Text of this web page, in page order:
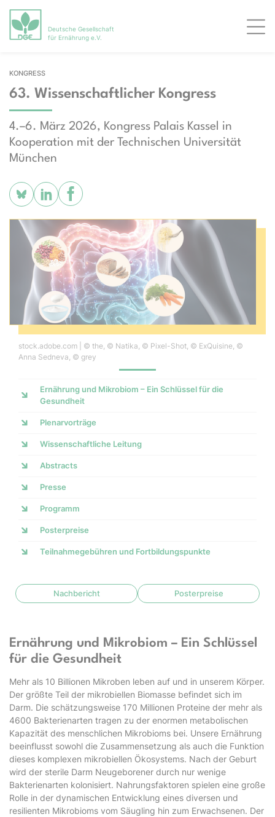
Deutsche Gesellschaft
für Ernährung e.V.
KONGRESS
63. Wissen­schaft­lich­er Kon­gress
4.–6. März 2026, Kongress Palais Kassel in
Kooperation mit der Technischen Universität
München
stock.adobe.com | © the, © Natika, © Pixel-Shot, © ExQuisine, ©
Anna Sedneva, © grey
Ernährung und Mikrobiom – Ein Schlüssel für die
Gesundheit
Plenarvorträge
Wissenschaftliche Leitung
Abstracts
Presse
Programm
Posterpreise
Teilnahmegebühren und Fortbildungspunkte
Nachbericht Posterpreise
Ernährung und Mikrobiom – Ein Schlüssel
für die Gesundheit
Mehr als 10 Billionen Mikroben leben auf und in unserem Körper.
Der größte Teil der mikrobiellen Biomasse befindet sich im
Darm. Die schätzungsweise 170 Millionen Proteine der mehr als
4600 Bakterienarten tragen zu der enormen metabolischen
Kapazität des menschlichen Mikrobioms bei. Unsere Ernährung
beeinflusst sowohl die Zusammensetzung als auch die Funktion
dieses komplexen mikrobiellen Ökosystems. Nach der Geburt
wird der sterile Darm Neugeborener durch nur wenige
Bakterienarten kolonisiert. Nahrungsfaktoren spielen eine große
Rolle in der dynamischen Entwicklung eines diversen und
resilienten Mikrobioms vom Säugling hin zum Erwachsenen. Der